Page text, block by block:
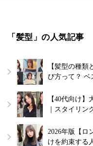
「髪型」の人気記事
【髪型の種
び方って？ ベ
【40代向け
｜スタイリン
2026年版【ロ
けを約束する